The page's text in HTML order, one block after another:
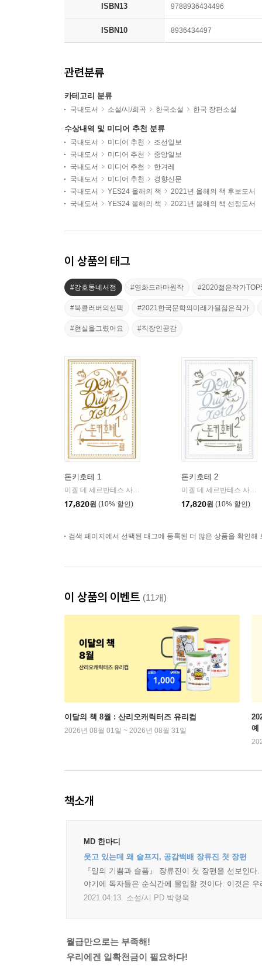
ISBN13 9788936434496
ISBN10 8936434497
관련분류
카테고리 분류
국내도서 소설/시/희곡 한국소설 한국 장편소설
수상내역 및 미디어 추천 분류
국내도서 미디어 추천
조선일보
국내도서
미디어 추천
중앙일보
국내도서
미디어 추천
한겨레
국내도서
미디어 추천
경향신문
국내도서
YES24 올해의 책
2021년 올해의 책 후보도서
국내도서
YES24 올해의 책 2021년 올해의 책 선정도서
이 상품의 태그
#강호동네서점 #영화드라마원작 #2020젊은작가
#북클러버의선택 #2021한국문학의미래가될젊은작가
#현실을그렸어요 #직장인공감
돈키호테 1
미겔 데 세르반테스 사아베드라 저/안영옥 역
열린책들
17,820원 (10% 할인)
돈키호테 2
미겔 데 세르반테스 사아베드라 저/안영옥 역
17,820원 (10% 할인)
검색 페이지에서 선택된 태그에 등록된 더 많은 상품을 확인해
이 상품의 이벤트 (11개)
이달의 책 8월 : 산리오캐릭터즈 유리컵
2026년 08월 01일 ~ 2026년 08월 31일
예
책소개
MD 한마디
웃고 있는데 왜 슬프지, 공감백배 장류진 첫 장편
『일의 기쁨과 슬픔』 장류진이 첫 장편을 선보인
야기에 독자들은 순식간에 몰입할 것이다. 이것은
2021.04.13. 소설/시 PD 박형욱
월급만으로는 부족해!
우리에겐 일확천금이 필요하다!